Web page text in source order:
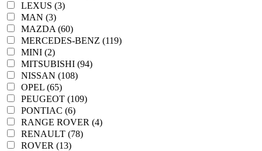
LEXUS (3)
MAN (3)
MAZDA (60)
MERCEDES-BENZ (119)
MINI (2)
MITSUBISHI (94)
NISSAN (108)
OPEL (65)
PEUGEOT (109)
PONTIAC (6)
RANGE ROVER (4)
RENAULT (78)
ROVER (13)